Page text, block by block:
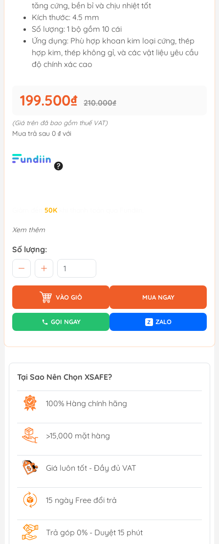
tăng cứng, bền bỉ và chịu nhiệt tốt
Kích thước: 4.5 mm
Số lượng: 1 bộ gồm 10 cái
Ứng dụng: Phù hợp khoan kim loại cứng, thép
hợp kim, thép không gỉ, và các vật liệu yêu cầu
độ chính xác cao
199.500₫ 210.000₫
(Giá trên đã bao gồm thuế VAT)
Mua trả sau 0 ₫ với
50K
Xem thêm
Số lượng:
VÀO GIỎ MUA NGAY
GỌI NGAY Z ZALO
Tại Sao Nên Chọn XSAFE?
100% Hàng chính hãng
>15,000 mặt hàng
Giá luôn tốt - Đầy đủ VAT
15 ngày Free đổi trả
Trả góp 0% - Duyệt 15 phút